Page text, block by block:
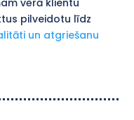
vērā klientu
pilveidotu līdz
un atgriešanu